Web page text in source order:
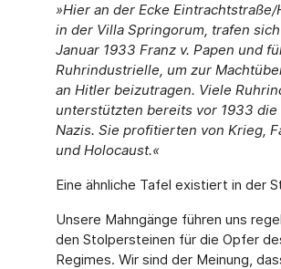
»Hier an der Ecke Eintrachtstraße/
in der Villa Springorum, trafen sich
Januar 1933 Franz v. Papen und
Ruhrindustrielle, um zur
an Hitler beizutragen. Viele
unterstützten bereits vor 1933 die
Nazis. Sie profitierten von Krieg,
und Holocaust.«
Eine ähnliche Tafel existiert in der
Unsere Mahngänge führen uns
den Stolpersteinen für die Opfer
Regimes. Wir sind der Meinung,